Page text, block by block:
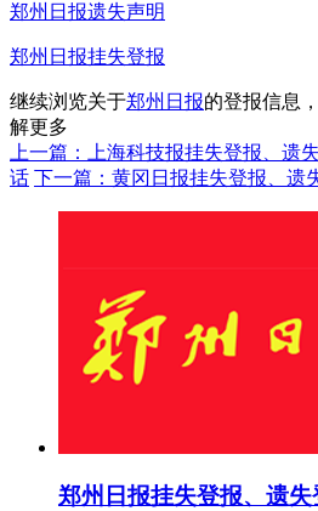
郑州日报遗失声明
郑州日报挂失登报
继续浏览关于郑州日报的登报信息
解更多
上一篇：上海科技报挂失登报、遗
话 下一篇：黄冈日报挂失登报、遗
郑州日报挂失登报、遗